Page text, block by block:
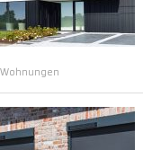
Wohnungen